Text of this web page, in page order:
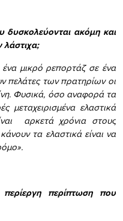
ακόμη και
μικρό ρεπορτάζ σε ένα
πελάτες των πρατηρίων οι
Φυσικά, όσο αναφορά τα
μεταχειρισμένα ελαστικά
αρκετά χρόνια στους
τα ελαστικά είναι να
περίπτωση που